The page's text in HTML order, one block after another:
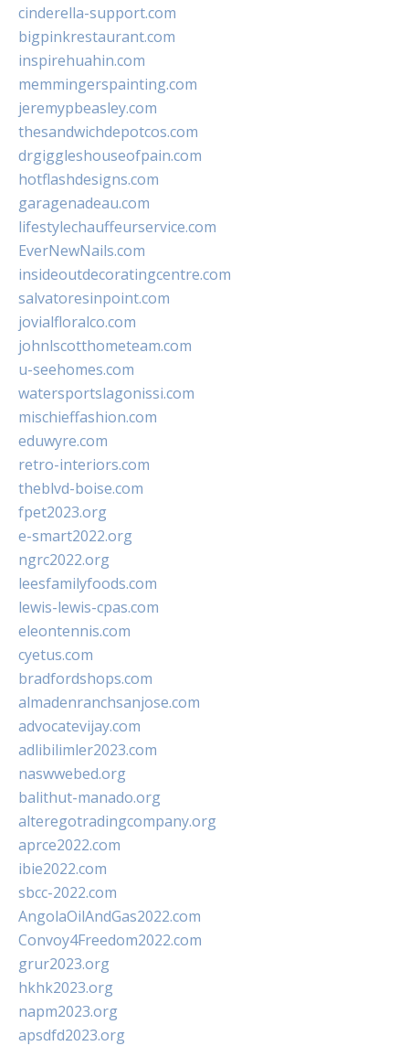
cinderella-support.com
bigpinkrestaurant.com
inspirehuahin.com
memmingerspainting.com
jeremypbeasley.com
thesandwichdepotcos.com
drgiggleshouseofpain.com
hotflashdesigns.com
garagenadeau.com
lifestylechauffeurservice.com
EverNewNails.com
insideoutdecoratingcentre.com
salvatoresinpoint.com
jovialfloralco.com
johnlscotthometeam.com
u-seehomes.com
watersportslagonissi.com
mischieffashion.com
eduwyre.com
retro-interiors.com
theblvd-boise.com
fpet2023.org
e-smart2022.org
ngrc2022.org
leesfamilyfoods.com
lewis-lewis-cpas.com
eleontennis.com
cyetus.com
bradfordshops.com
almadenranchsanjose.com
advocatevijay.com
adlibilimler2023.com
naswwebed.org
balithut-manado.org
alteregotradingcompany.org
aprce2022.com
ibie2022.com
sbcc-2022.com
AngolaOilAndGas2022.com
Convoy4Freedom2022.com
grur2023.org
hkhk2023.org
napm2023.org
apsdfd2023.org